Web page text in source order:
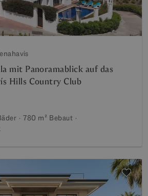
mit Panoramablick auf das
Hills Country Club
780 m² Bebaut